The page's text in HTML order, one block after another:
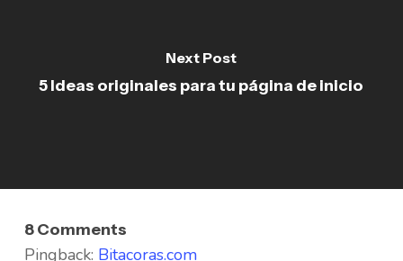
Next Post
5 Ideas originales para tu página de inicio
8 Comments
Pingback: Bitacoras.com